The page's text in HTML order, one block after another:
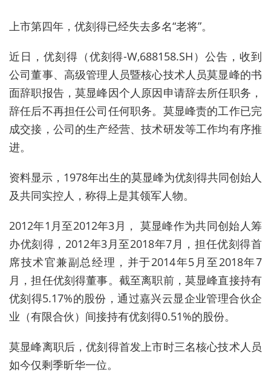
上市第四年 ， 优刻得已经失去多名“老将”。
近日 ，优刻得（优刻得-W,688158.SH）公告，收到
公司董事、高级管理人员暨核心技术人员莫显峰的书
面辞职报告，莫显峰因个人原因申请辞去所任职务，
辞任后不再担任公司任何职务。莫显峰责的工作已完
成交接，公司的生产经营、技术研发等工作均有序推
进。
资料显示 ，1978年出生的莫显峰为优刻得共同创始人
及共同实控人， 称得上是其领军人物。
2012年1月至2012年3月， 莫显峰作为共同创始人筹
办优刻得，2012年3月至2018年7月，担任优刻得首
席技术官兼副总经理，并于2014年5月至2018年7
月，担任优刻得董事。截至离职前，莫显峰直接持有
优刻得5.17%的股份，通过嘉兴云显企业管理合伙企
业（有限合伙）间接持有优刻得0.51%的股份。
莫显峰离职后 ，优刻得首发上市时三名核心技术人员
如今仅剩季昕华一位。